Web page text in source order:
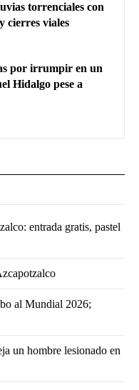
torrenciales con
cierres viales
por irrumpir en un
Hidalgo pese a
entrada gratis, pastel
al Mundial 2026;
un hombre lesionado en